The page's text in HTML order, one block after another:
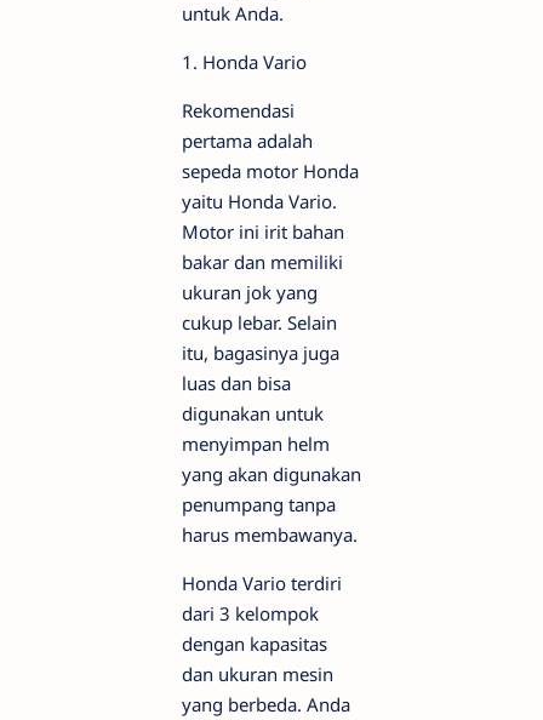
untuk Anda.
1. Honda Vario
Rekomendasi
pertama adalah
sepeda motor Honda
yaitu Honda Vario.
Motor ini irit bahan
bakar dan memiliki
ukuran jok yang
cukup lebar. Selain
itu, bagasinya juga
luas dan bisa
digunakan untuk
menyimpan helm
yang akan digunakan
penumpang tanpa
harus membawanya.
Honda Vario terdiri
dari 3 kelompok
dengan kapasitas
dan ukuran mesin
yang berbeda. Anda